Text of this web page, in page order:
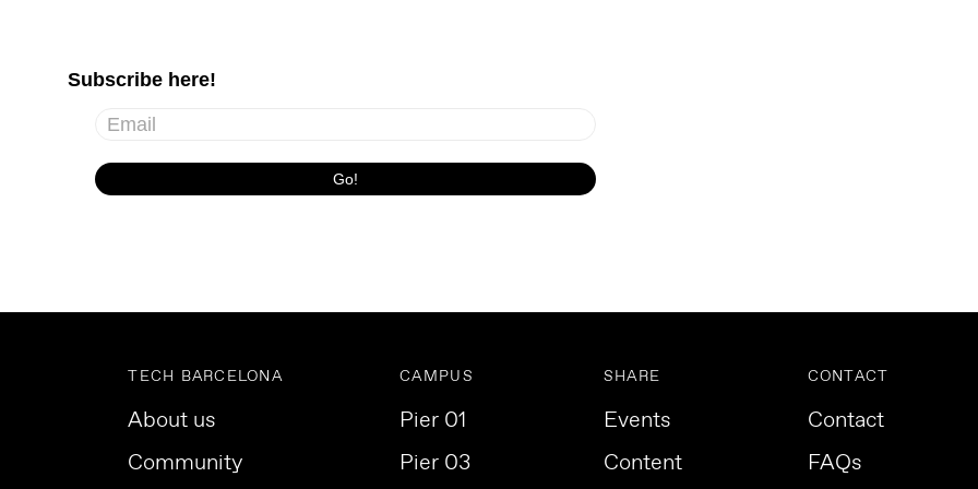
TECH BARCELONA
About us
Community
CAMPUS
Pier 01
Pier 03
SHARE
Events
Content
CONTACT
Contact
FAQs